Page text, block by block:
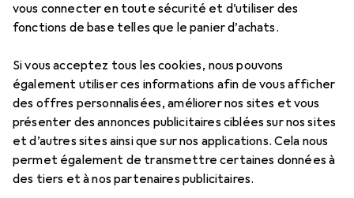
vous connecter en toute sécurité et d’utiliser des
fonctions de base telles que le panier d’achats.
Si vous acceptez tous les cookies, nous pouvons
également utiliser ces informations afin de vous afficher
des offres personnalisées, améliorer nos sites et vous
présenter des annonces publicitaires ciblées sur nos sites
et d’autres sites ainsi que sur nos applications. Cela nous
permet également de transmettre certaines données à
des tiers et à nos partenaires publicitaires.
Réducteur/Augmentateur
Prix en EUR TVA incl.
EUR
10,92 économisez EUR
2,64
Évaluations
Livré entre lun, 17/8 et mer, 19/8